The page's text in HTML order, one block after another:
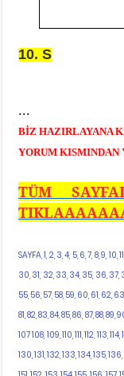
10. S
...
BİZ HAZIRLAYANA
YORUM
TÜM
SAYFA, 1, 2, 3, 4, 5, 6, 7, 8, 9, 10,
30, 31, 32, 33, 34, 35, 36, 37,
55, 56, 57, 58, 59, 60, 61, 62,
81, 82, 83, 84, 85, 86, 87, 88, 89,
107 108, 109, 110, 111, 112, 113,
130, 131, 132, 133, 134, 135, 136,